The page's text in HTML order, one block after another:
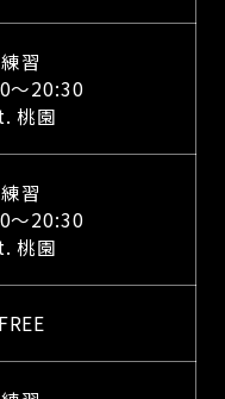
練習
～20:30
桃園
練習
～20:30
桃園
FREE